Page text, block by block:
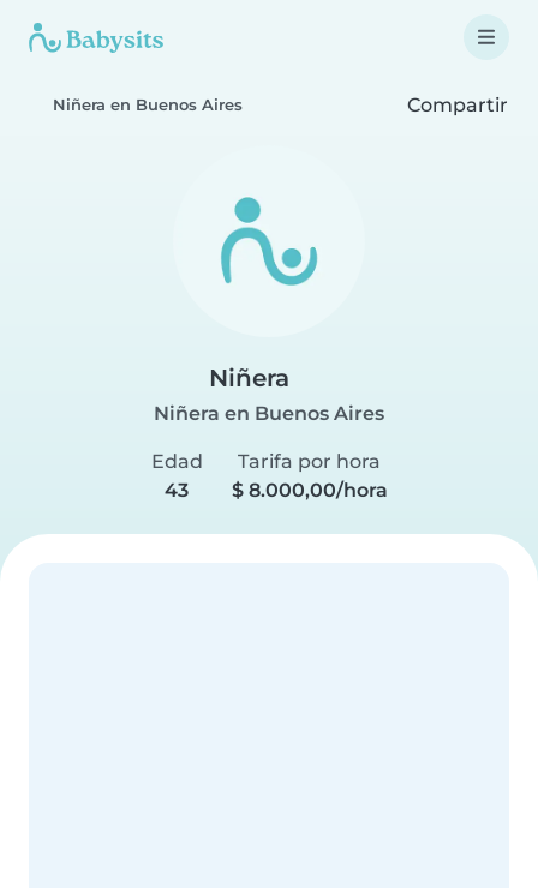
Niñera en Buenos Aires Compartir
Niñera
Niñera en Buenos Aires
Edad
43
Tarifa por hora
$ 8.000,00/hora